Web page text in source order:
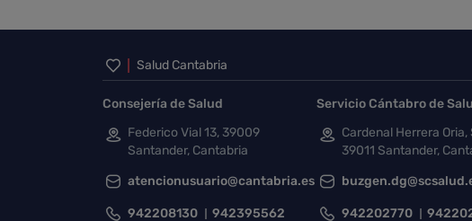
Inicio del pie de página
Salud Cantabria
Consejería de Salud
Federico Vial 13, 39009
Santander, Cantabria
atencionusuario@cantabria.es
942208130 942395562
Servicio Cántabro de
Cardenal Herrera Oria,
39011 Santander,
942202770